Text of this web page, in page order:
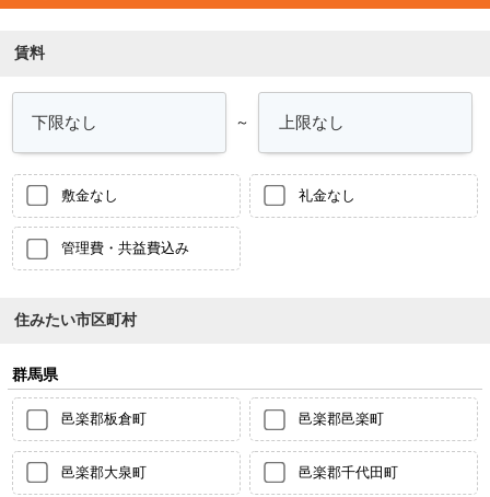
賃料
～
敷金なし 礼金なし
管理費・共益費込み
住みたい市区町村
群馬県
邑楽郡板倉町 邑楽郡邑楽町
邑楽郡大泉町 邑楽郡千代田町